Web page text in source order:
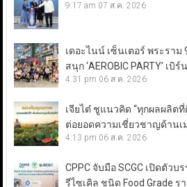
9:17 am 07 ส.ค. 2026
เดอะไนน์ เซ็นเตอร์ พระรา
สนุก ‘AEROBIC PARTY’ เ
4:31 pm 06 ส.ค. 2026
เจียไต๋ ชูแนวคิด “ทุกผลผลิต
ต่อยอดความเชี่ยวชาญด้าน
4:13 pm 06 ส.ค. 2026
CPPC จับมือ SCGC เปิดตัว
รีไซเคิล ชนิด Food Grade ร